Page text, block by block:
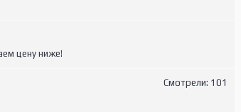
цену ниже!
Смотрели: 101